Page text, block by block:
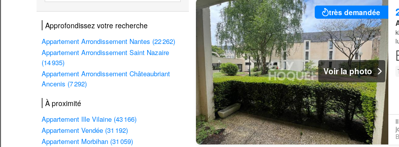
Approfondissez votre recherche
Appartement Arrondissement Nantes (22 262)
Appartement Arrondissement Saint Nazaire
(14 935)
Appartement Arrondissement Châteaubriant
Ancenis (7 292)
À proximité
Appartement Ille Vilaine (43 166)
Appartement Vendée (31 192)
Appartement Morbihan (31 059)
très demandée
Voir la photo